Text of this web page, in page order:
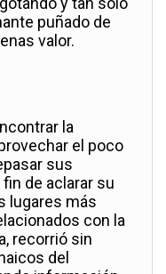
puñado de
valor.
la
el poco
sus
de aclarar su
lugares más
con la
recorrió sin
del